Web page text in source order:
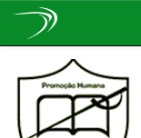
navigation